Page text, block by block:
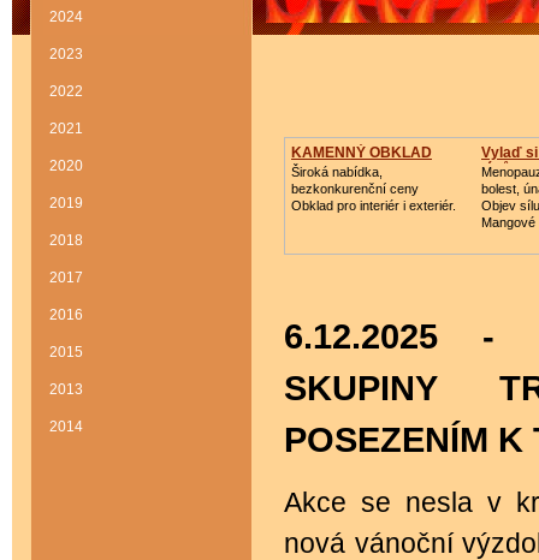
2024
2023
2022
2021
2020
2019
2018
2017
2016
2015
2013
2014
KAMENNÝ OBKLAD
Široká nabídka,
bezkonkurenční ceny
Obklad pro interiér i exteriér.
Vylaď
léků
bolest,
Objev
Mangové
6.12.2025 -
SKUPINY
POSEZENÍM K
Akce se nesla v
nová vánoční